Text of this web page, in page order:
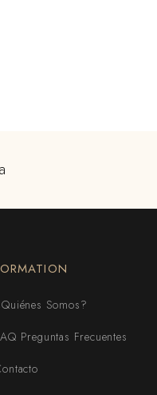
Somos?
Preguntas Frecuentes